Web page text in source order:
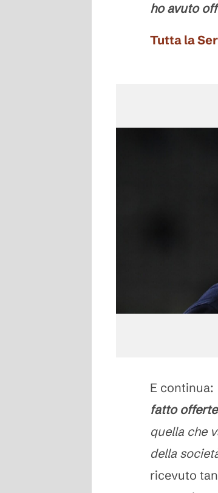
ho avuto
Tutta la
E continua:
fatto offerte
quella che
della
ricevuto